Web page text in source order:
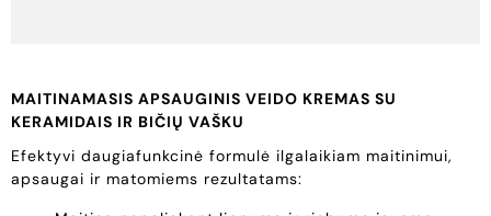
MAITINAMASIS APSAUGINIS VEIDO KREMAS SU
KERAMIDAIS IR BIČIŲ VAŠKU
Efektyvi daugiafunkcinė formulė ilgalaikiam maitinimui,
apsaugai ir matomiems rezultatams: